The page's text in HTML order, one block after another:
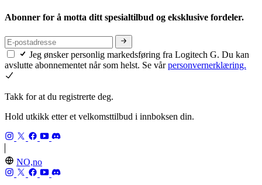
Abonner for å motta ditt spesialtilbud og eksklusive fordeler.
Jeg ønsker personlig markedsføring fra Logitech G. Du kan
avslutte abonnementet når som helst. Se vårpersonvernerklæring.
Takk for at du registrerte deg.
Hold utkikk etter et velkomsttilbud i innboksen din.
NO,no